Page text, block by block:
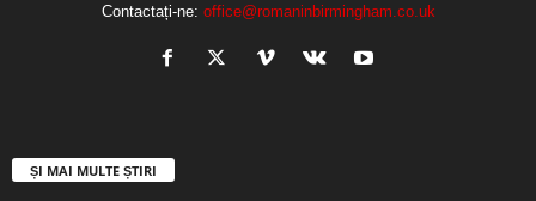
Contactați-ne: office@romaninbirmingham.co.uk
ȘI MAI MULTE ȘTIRI